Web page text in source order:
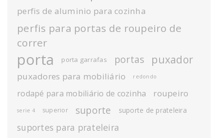
perfis de aluminio para cozinha
perfis para portas de roupeiro de
correr
porta porta garrafas portas puxador
puxadores para mobiliário redondo
rodapé para mobiliário de cozinha roupeiro
serie 4 superior suporte suporte de prateleira
suportes para prateleira